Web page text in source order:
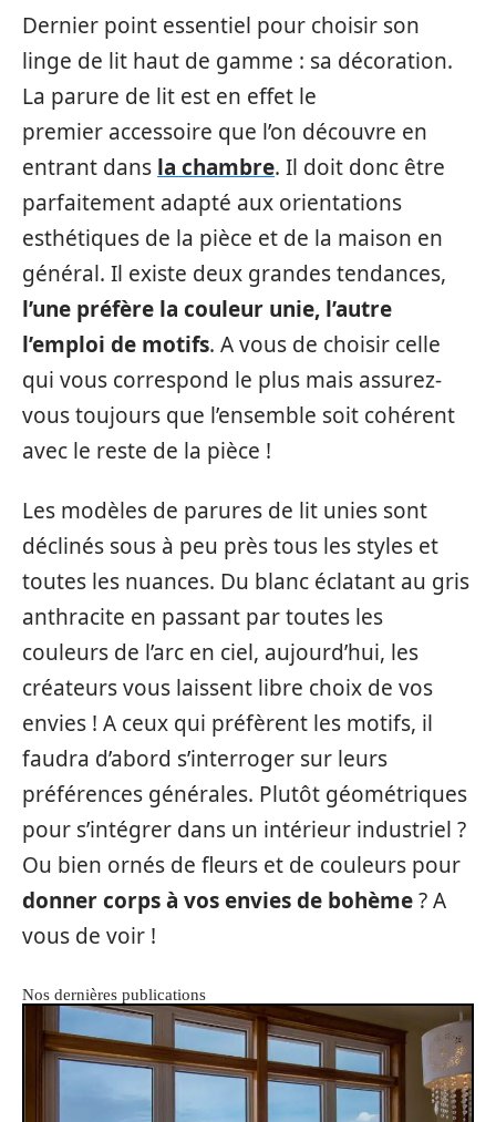
Dernier point essentiel pour choisir son
linge de lit haut de gamme : sa décoration.
La parure de lit est en effet le
premier accessoire que l’on découvre en
entrant dans la chambre. Il doit donc être
parfaitement adapté aux orientations
esthétiques de la pièce et de la maison en
général. Il existe deux grandes tendances,
l’une préfère la couleur unie, l’autre
l’emploi de motifs. A vous de choisir celle
qui vous correspond le plus mais assurez-
vous toujours que l’ensemble soit cohérent
avec le reste de la pièce !
Les modèles de parures de lit unies sont
déclinés sous à peu près tous les styles et
toutes les nuances. Du blanc éclatant au gris
anthracite en passant par toutes les
couleurs de l’arc en ciel, aujourd’hui, les
créateurs vous laissent libre choix de vos
envies ! A ceux qui préfèrent les motifs, il
faudra d’abord s’interroger sur leurs
préférences générales. Plutôt géométriques
pour s’intégrer dans un intérieur industriel ?
Ou bien ornés de fleurs et de couleurs pour
donner corps à vos envies de bohème? A
vous de voir !
Nos dernières publications